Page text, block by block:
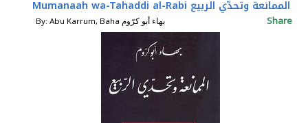
Mumanaah wa-Tahaddi al-Rabi الممانعة وتحدّي الربيع
By: Abu Karrum, Baha بهاء أبو كرّوم Share